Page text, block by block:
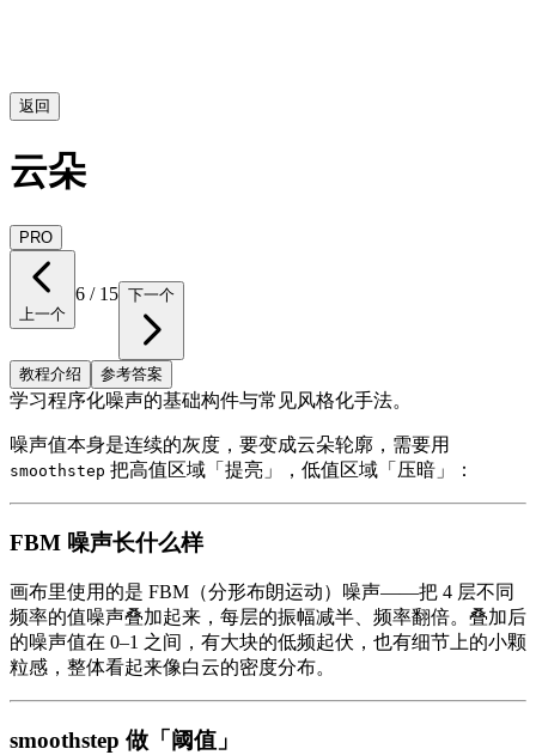
返回
云朵
PRO
上一个
6 / 15 下一个
教程介绍 参考答案
学习程序化噪声的基础构件与常见风格化手法。
噪声值本身是连续的灰度，要变成云朵轮廓，需要用
smoothstep 把高值区域「提亮」，低值区域「压暗」：
FBM 噪声长什么样
画布里使用的是 FBM（分形布朗运动）噪声——把 4 层不同
频率的值噪声叠加起来，每层的振幅减半、频率翻倍。叠加后
的噪声值在 0–1 之间，有大块的低频起伏，也有细节上的小颗
粒感，整体看起来像白云的密度分布。
smoothstep 做「阈值」